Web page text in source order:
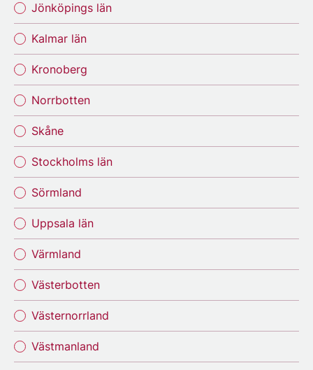
Jönköpings län
Kalmar län
Kronoberg
Norrbotten
Skåne
Stockholms län
Sörmland
Uppsala län
Värmland
Västerbotten
Västernorrland
Västmanland